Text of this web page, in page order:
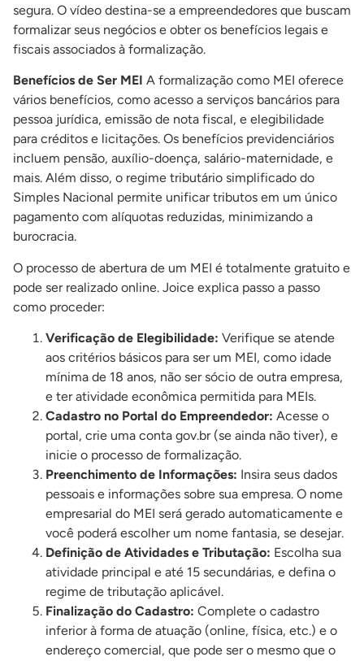
segura. O vídeo destina-se a empreendedores que buscam
formalizar seus negócios e obter os benefícios legais e
fiscais associados à formalização.
Benefícios de Ser MEI A formalização como MEI oferece
vários benefícios, como acesso a serviços bancários para
pessoa jurídica, emissão de nota fiscal, e elegibilidade
para créditos e licitações. Os benefícios previdenciários
incluem pensão, auxílio-doença, salário-maternidade, e
mais. Além disso, o regime tributário simplificado do
Simples Nacional permite unificar tributos em um único
pagamento com alíquotas reduzidas, minimizando a
burocracia.
O processo de abertura de um MEI é totalmente gratuito e
pode ser realizado online. Joice explica passo a passo
como proceder:
Verificação de Elegibilidade: Verifique se atende
aos critérios básicos para ser um MEI, como idade
mínima de 18 anos, não ser sócio de outra empresa,
e ter atividade econômica permitida para MEIs.
Cadastro no Portal do Empreendedor: Acesse o
portal, crie uma conta gov.br (se ainda não tiver), e
inicie o processo de formalização.
Preenchimento de Informações: Insira seus dados
pessoais e informações sobre sua empresa. O nome
empresarial do MEI será gerado automaticamente e
você poderá escolher um nome fantasia, se desejar.
Definição de Atividades e Tributação: Escolha sua
atividade principal e até 15 secundárias, e defina o
regime de tributação aplicável.
Finalização do Cadastro: Complete o cadastro
inferior à forma de atuação (online, física, etc.) e o
endereço comercial, que pode ser o mesmo que o